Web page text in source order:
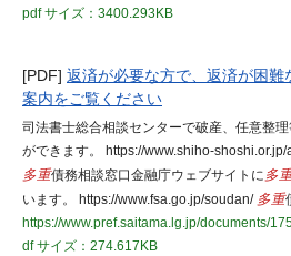
pdfサイズ：3400.293KB
[PDF] 返済が必要な方で、返済が困
案内をご覧ください
司法書士総合相談センターで破産、任意整
ができます。 https://www.shiho-
多重債務相談窓口金融庁ウェブサイトに 多
います。 https://www.fsa.go.jp/soudan/ 多重
https://www.pref.saitama.lg.jp/documents/
dfサイズ：274.617KB